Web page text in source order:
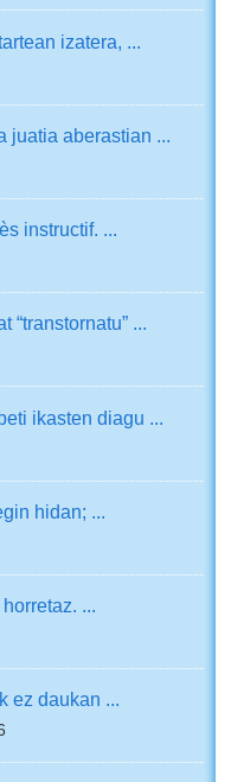
izatera, ...
juatia aberastian ...
instructif. ...
“transtornatu” ...
ikasten diagu ...
hidan; ...
...
ez daukan ...